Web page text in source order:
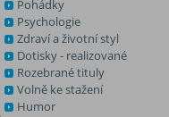
Pohádky
Psychologie
Zdraví a životní styl
Dotisky - realizované
Rozebrané tituly
Volně ke stažení
Humor